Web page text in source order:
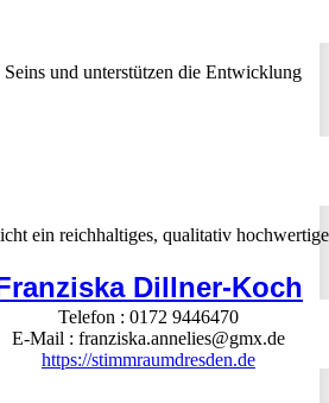
und unterstützen die Entwicklung
ein reichhaltiges, qualitativ
Dillner-Koch
Telefon
0172 9446470
E-Mail
franziska.annelies@gmx.de
https://stimmraumdresden.de